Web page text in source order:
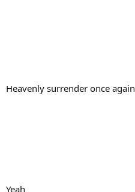
Heavenly surrender once again
Yeah